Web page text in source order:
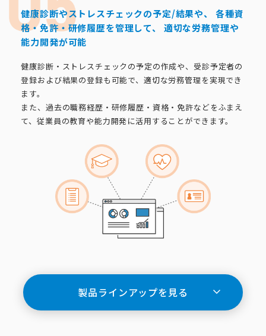
健康診断やストレスチェックの予定/結果や、
各種資
格・免許・研修履歴を管理して、
適切な労務管理や
能力開発が可能
健康診断・ストレスチェックの予定の作成や、受診予定者の
登録および結果の登録も可能で、適切な労務管理を実現でき
ます。
また、過去の職務経歴・研修履歴・資格・免許などをふまえ
て、従業員の教育や能力開発に活用することができます。
製品ラインアップを見る